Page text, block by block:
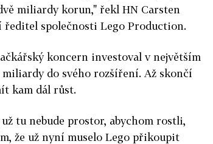
miliardy korun," řekl HN Carsten
ředitel společnosti Lego Production.
koncern investoval v největším
miliardy do svého rozšíření. Až skončí
kam dál růst.
tu nebude prostor, abychom rostli,
že už nyní muselo Lego přikoupit